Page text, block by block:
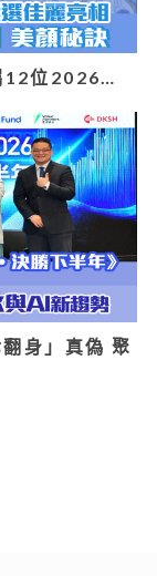
12位2026…
身」真偽 聚